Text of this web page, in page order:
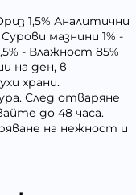
1,5% Аналитични
мазнини 1% -
- Влажност 85%
на ден, в
храни.
След отваряне
до 48 часа.
на нежност и